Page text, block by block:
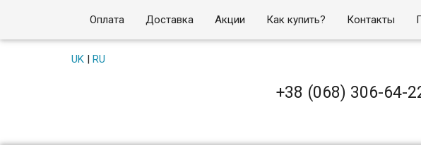
Оплата Доставка Акции Как купить? Контакты
UK| RU
+38 (068) 306-64-